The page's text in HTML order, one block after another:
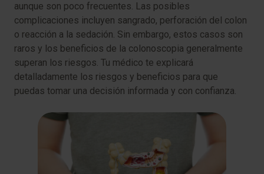
aunque son poco frecuentes. Las posibles
complicaciones incluyen sangrado, perforación del colon
o reacción a la sedación. Sin embargo, estos casos son
raros y los beneficios de la colonoscopia generalmente
superan los riesgos. Tu médico te explicará
detalladamente los riesgos y beneficios para que
puedas tomar una decisión informada y con confianza.